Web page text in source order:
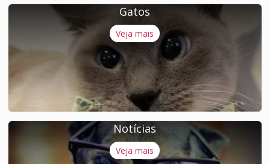
Gatos
Veja mais
Notícias
Veja mais